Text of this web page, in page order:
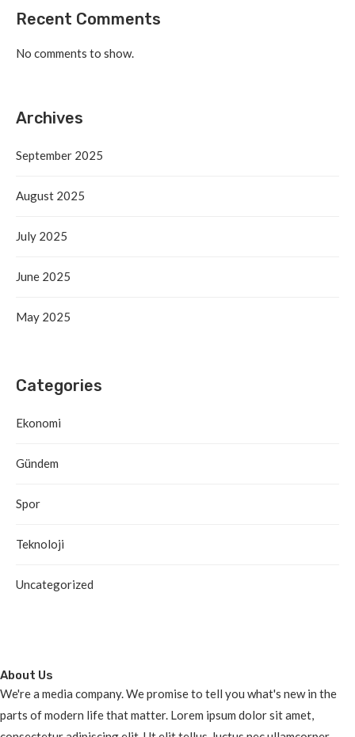
Recent Comments
No comments to show.
Archives
September 2025
August 2025
July 2025
June 2025
May 2025
Categories
Ekonomi
Gündem
Spor
Teknoloji
Uncategorized
About Us
We're a media company. We promise to tell you what's new in the
parts of modern life that matter. Lorem ipsum dolor sit amet,